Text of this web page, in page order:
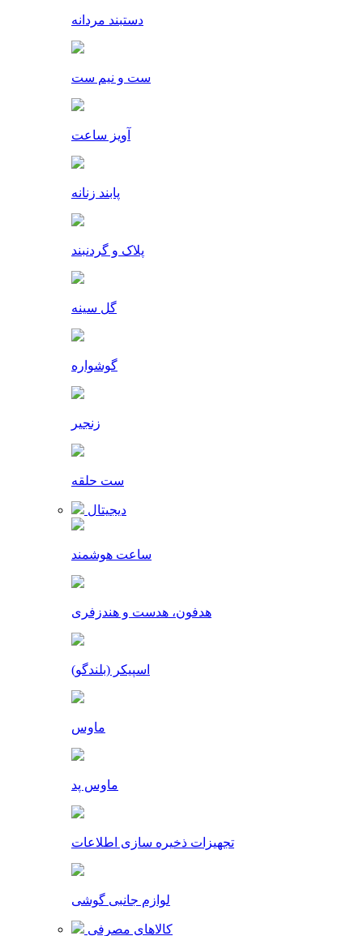
دستبند مردانه
ست و نیم ست
آویز ساعت
پابند زنانه
پلاک و گردنبند
گل سینه
گوشواره
زنجیر
ست حلقه
دیجیتال
ساعت هوشمند
هدفون، هدست و هندزفری
اسپیکر (بلندگو)
ماوس
ماوس پد
تجهیزات ذخیره سازی اطلاعات
لوازم جانبی گوشی
کالاهای مصرفی